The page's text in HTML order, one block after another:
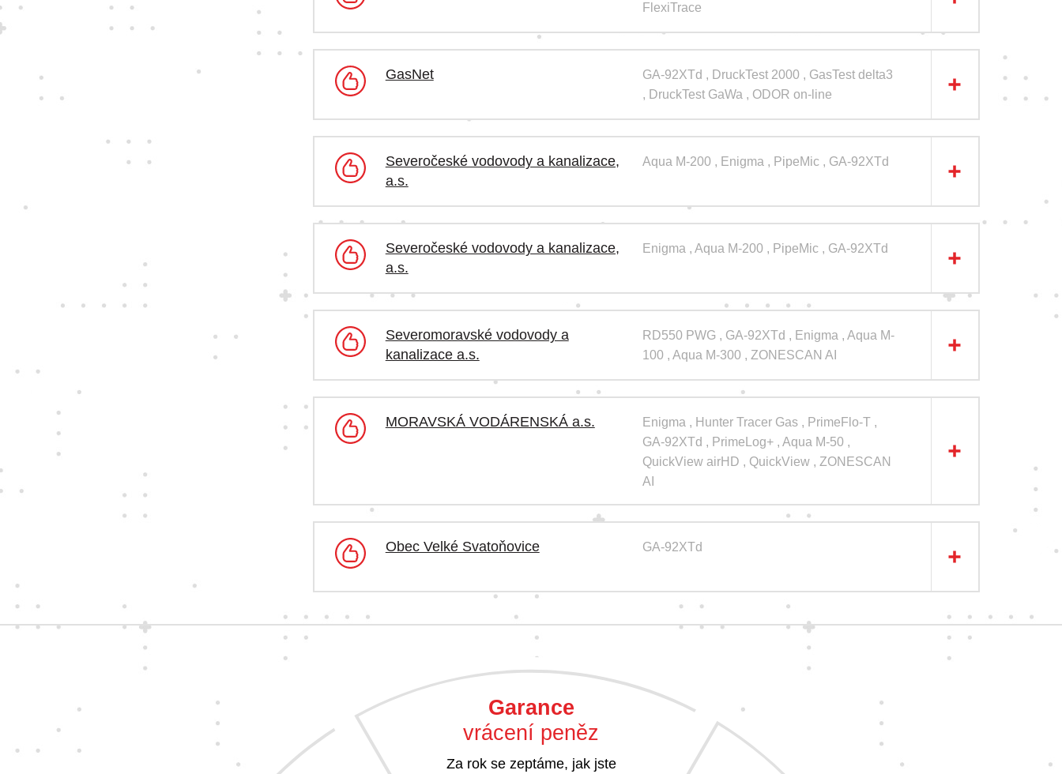
FlexiTrace
GasNet
GA-92XTd , DruckTest 2000 , GasTest delta3
, DruckTest GaWa , ODOR on-line
Severočeské vodovody a kanalizace,
a.s.
Aqua M-200 , Enigma , PipeMic , GA-92XTd
Severočeské vodovody a kanalizace,
a.s.
Enigma , Aqua M-200 , PipeMic , GA-92XTd
Severomoravské vodovody a
kanalizace a.s.
RD550 PWG , GA-92XTd , Enigma , Aqua M-
100 , Aqua M-300 , ZONESCAN AI
MORAVSKÁ VODÁRENSKÁ a.s.
Enigma , Hunter Tracer Gas , PrimeFlo-T ,
GA-92XTd , PrimeLog+ , Aqua M-50 ,
QuickView airHD , QuickView , ZONESCAN
AI
Obec Velké Svatoňovice GA-92XTd
Garance
vrácení peněz
Za rok se zeptáme, jak jste